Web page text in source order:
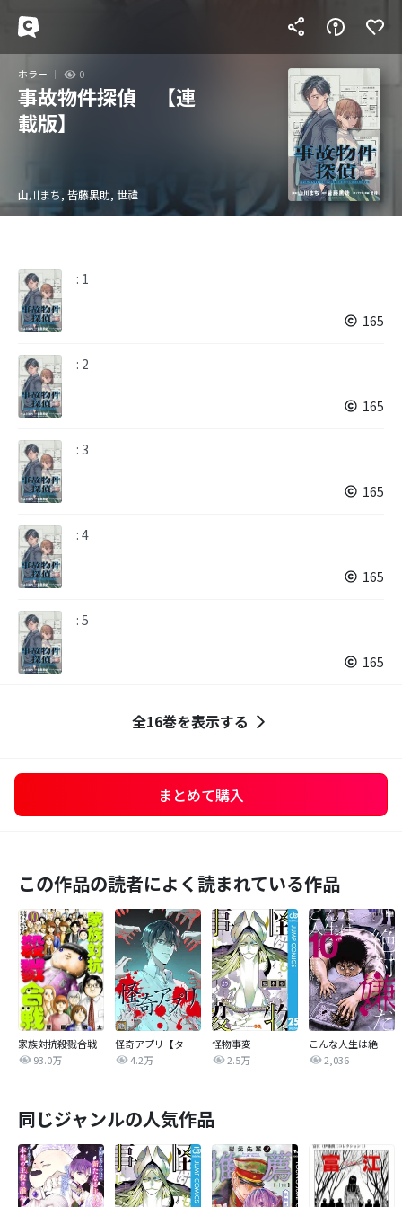
ホラー 0
事故物件探偵 【連
載版】
山川まち, 皆藤黒助, 世禕
: 1
165
: 2
165
: 3
165
: 4
165
: 5
165
全16巻を表示する
まとめて購入
この作品の読者によく読まれている作品
家族対抗殺戮合戦
93.0万
怪奇アプリ【タテヨミ】
4.2万
怪物事変
2.5万
こんな人生は絶対嫌だ
2,036
同じジャンルの人気作品